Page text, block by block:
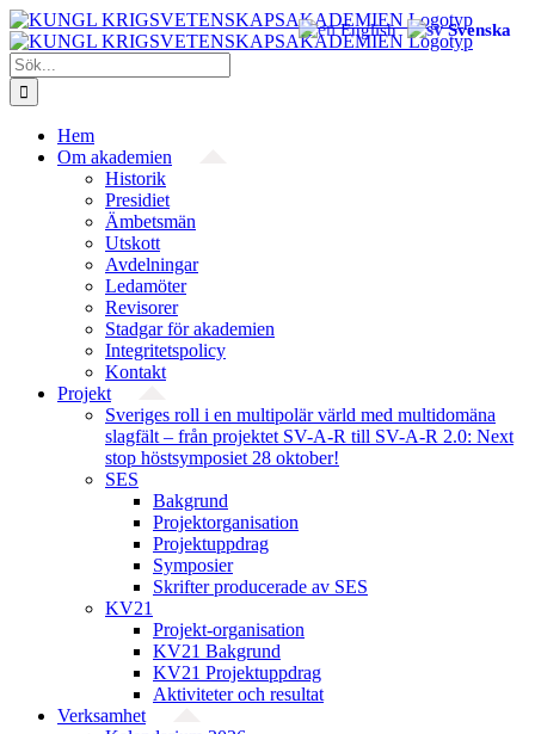
Fortsätt
till
innehållet
Sök
efter:
Hem
Om akademien
Historik
Presidiet
Ämbetsmän
Utskott
Avdelningar
Ledamöter
Revisorer
Stadgar för akademien
Integritetspolicy
Kontakt
Projekt
Sveriges roll i en multipolär värld med multidomäna
slagfält – från projektet SV-A-R till SV-A-R 2.0: Next
stop höstsymposiet 28 oktober!
SES
Bakgrund
Projekt­organisation
Projektuppdrag
Symposier
Skrifter producerade av SES
KV21
Projekt-organisation
KV21 Bakgrund
KV21 Projektuppdrag
Aktiviteter och resultat
Verksamhet
English Svenska